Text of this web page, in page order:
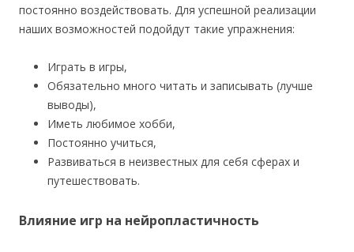
постоянно воздействовать. Для успешной реализации
наших возможностей подойдут такие упражнения:
Играть в игры,
Обязательно много читать и записывать (лучше
выводы),
Иметь любимое хобби,
Постоянно учиться,
Развиваться в неизвестных для себя сферах и
путешествовать.
Влияние игр на нейропластичность